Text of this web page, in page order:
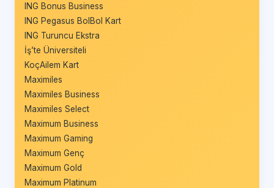
ING Bonus Business
ING Pegasus BolBol Kart
ING Turuncu Ekstra
İş’te Üniversiteli
KoçAilem Kart
Maximiles
Maximiles Business
Maximiles Select
Maximum Business
Maximum Gaming
Maximum Genç
Maximum Gold
Maximum Platinum